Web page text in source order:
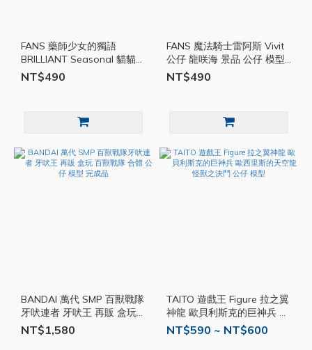
FANS 藥師少女的獨語
BRILLIANT Seasonal 貓貓
壬氏 死神 景品 公仔 模型
NT$490
FANS 魔法騎士雷阿斯 Vivit
公仔 龍咲海 景品 公仔 模型
完成品
NT$490
BANDAI 萬代 SMP 百獸戰隊
牙吠連者 牙吠王 再販 盒玩
百獸戰隊 合體 公仔 模型 完
NT$1,580
TAITO 遊戲王 Figure 拉之翼
神龍 歐貝利斯克的巨神兵 歐
西里斯的天空龍 怪獸之決鬥
公仔 模型
NT$590 ~ NT$600